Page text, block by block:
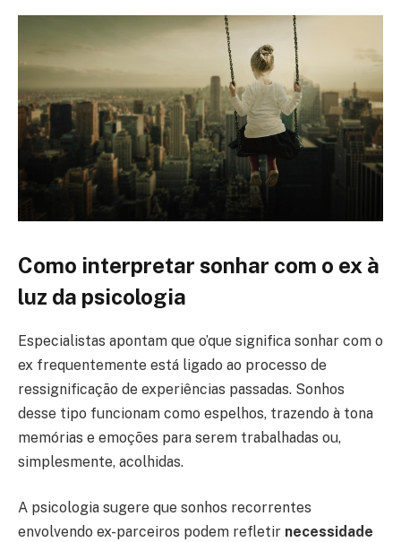
Como interpretar sonhar com o ex à
luz da psicologia
Especialistas apontam que o’que significa sonhar com o
ex frequentemente está ligado ao processo de
ressignificação de experiências passadas. Sonhos
desse tipo funcionam como espelhos, trazendo à tona
memórias e emoções para serem trabalhadas ou,
simplesmente, acolhidas.
A psicologia sugere que sonhos recorrentes
envolvendo ex-parceiros podem refletir necessidade